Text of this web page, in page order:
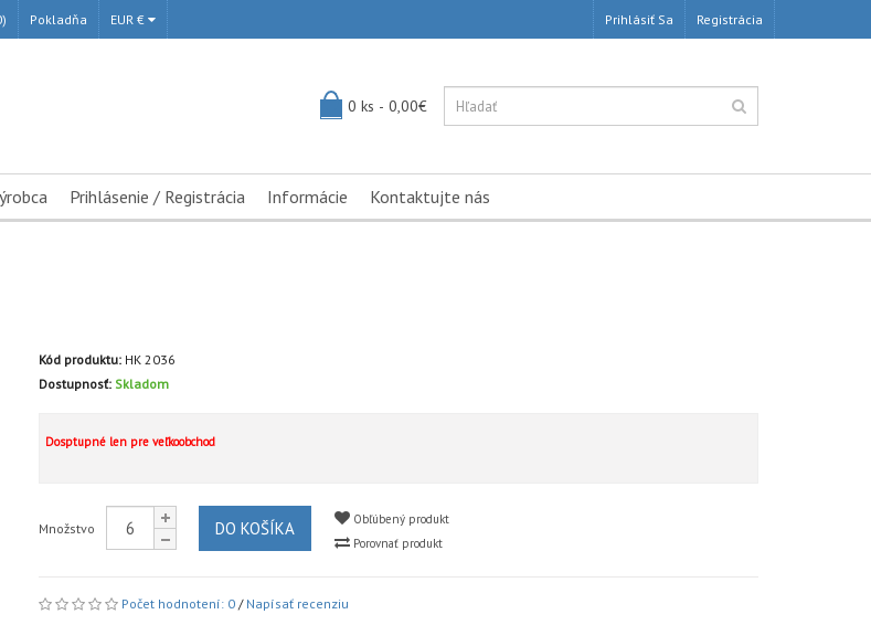
Pokladňa EUR € Prihlásiť Sa Registrácia
0 ks - 0,00€
Prihlásenie / Registrácia Informácie Kontaktujte nás
Kód produktu: HK 2036
Dostupnosť: Skladom
Dosptupné len pre veľkoobchod
Množstvo DO KOŠÍKA
Obľúbený produkt
Porovnať produkt
Počet hodnotení: 0/ Napísať recenziu